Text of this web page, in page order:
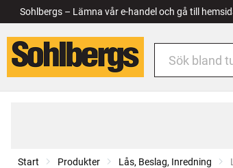
Sohlbergs – Lämna vår e-handel och gå till
Start Produkter Lås, Beslag, Inredning